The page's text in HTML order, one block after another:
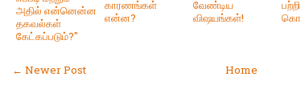
அதில் என்னென்ன
தகவல்கள்
கேட்கப்படும்?"
காரணங்கள்
என்ன?
வேண்டிய
விஷயங்கள்!
← Newer Post Home